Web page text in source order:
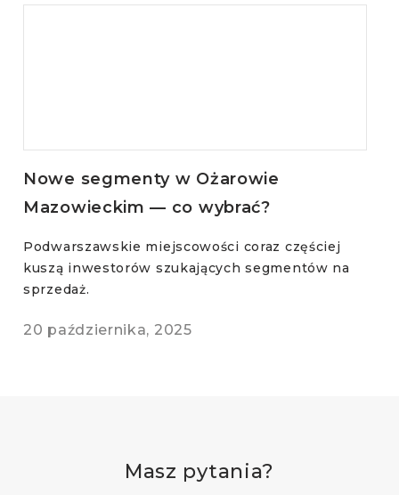
Nowe segmenty w Ożarowie
Mazowieckim — co wybrać?
Podwarszawskie miejscowości coraz częściej
kuszą inwestorów szukających segmentów na
sprzedaż.
20 października, 2025
Masz pytania?